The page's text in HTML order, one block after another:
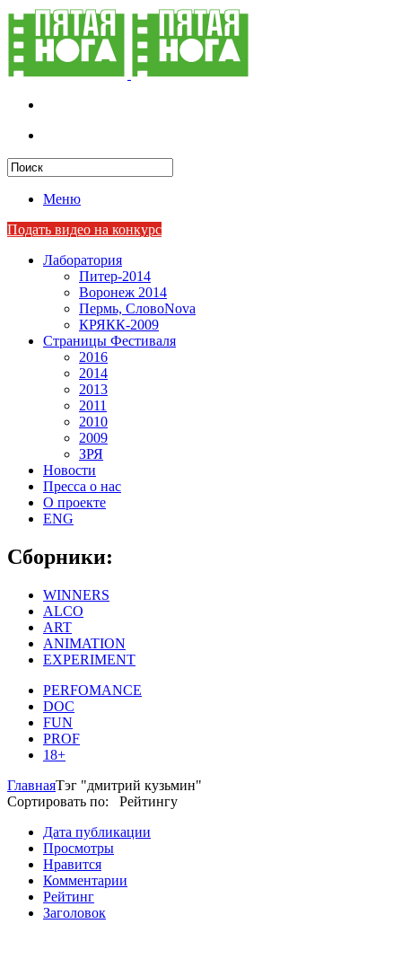
Меню
Подать видео на конкурс
Лаборатория
Питер-2014
Воронеж 2014
Пермь, СловоNova
КРЯКК-2009
Страницы Фестиваля
2016
2014
2013
2011
2010
2009
ЗРЯ
Новости
Пресса о нас
О проекте
ENG
Сборники:
WINNERS
ALCO
ART
ANIMATION
EXPERIMENT
PERFOMANCE
DOC
FUN
PROF
18+
ГлавнаяТэг "дмитрий кузьмин"
Сортировать по: Рейтингу
Дата публикации
Просмотры
Нравится
Комментарии
Рейтинг
Заголовок